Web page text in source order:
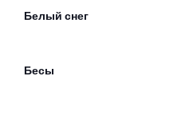
Белый снег
Бесы